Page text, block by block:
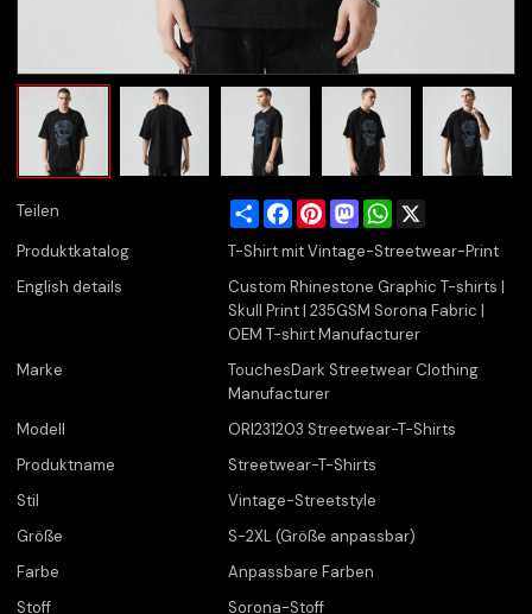
Teilen ShareFacebook
PinterestMastodonWhatsApp
Produktkatalog
T-Shirt mit Vintage-Streetwear-Print
English details
Custom Rhinestone Graphic T-shirts |
Skull Print | 235GSM Sorona Fabric |
OEM T-shirt Manufacturer
Marke
TouchesDark Streetwear Clothing
Manufacturer
Modell
ORI231203 Streetwear-T-Shirts
Produktname
Streetwear-T-Shirts
Stil
Vintage-Streetstyle
Größe
S-2XL (Größe anpassbar)
Farbe
Anpassbare Farben
Stoff
Sorona-Stoff